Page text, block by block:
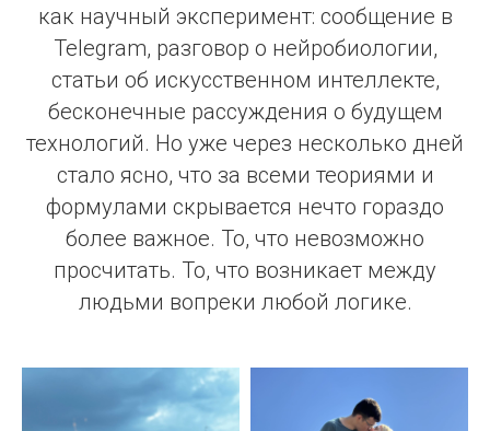
как научный эксперимент: сообщение в
Telegram, разговор о нейробиологии,
статьи об искусственном интеллекте,
бесконечные рассуждения о будущем
технологий. Но уже через несколько дней
стало ясно, что за всеми теориями и
формулами скрывается нечто гораздо
более важное. То, что невозможно
просчитать. То, что возникает между
людьми вопреки любой логике.